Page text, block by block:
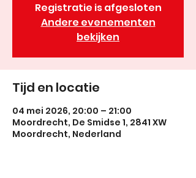
Registratie is afgesloten
Andere evenementen
bekijken
Tijd en locatie
04 mei 2026, 20:00 – 21:00
Moordrecht, De Smidse 1, 2841 XW
Moordrecht, Nederland